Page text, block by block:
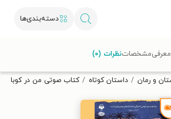
دسته‌بندی‌ها
تخفیف از طاقچه دریافت کن.
و رمان داستان کوتاه کتاب صوتی من در کوبا
معرفیمشخصاتنظرات (۰)